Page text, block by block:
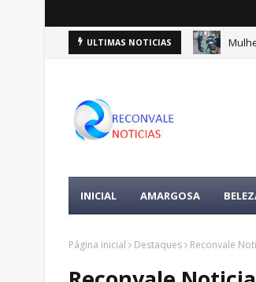
ULTIMAS NOTICIAS
DESTAQUES
INICIAL AMARGOSA
Página inicial Destaques Reconvale